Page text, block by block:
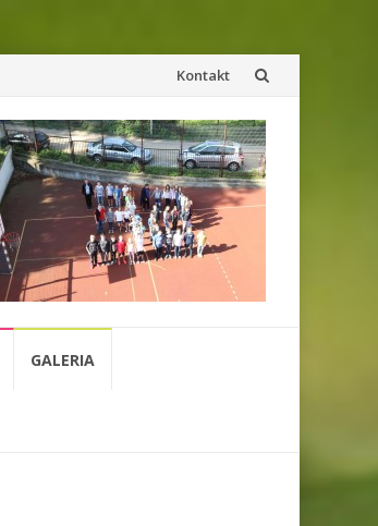
Przejdź
do
treści
Kontakt
GALERIA